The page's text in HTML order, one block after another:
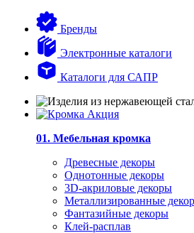
Бренды
Электронные каталоги
Каталоги для САПР
01. Мебельная кромка
Древесные декоры
Однотонные декоры
3D-акриловые декоры
Металлизированные
Фантазийные декоры
Клей-расплав